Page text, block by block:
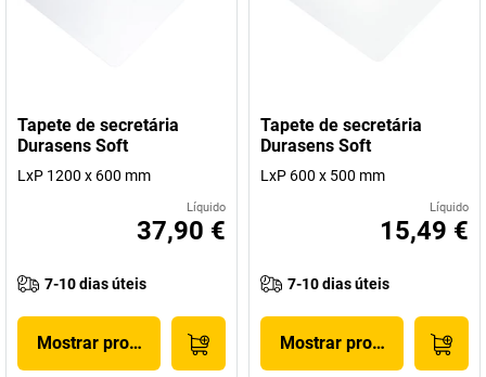
Tapete de secretária
Durasens Soft
LxP 1200 x 600 mm
Líquido
37,90 €
7-10 dias úteis
Mostrar produto
Tapete de secretária
Durasens Soft
LxP 600 x 500 mm
Líquido
15,49 €
7-10 dias úteis
Mostrar produto